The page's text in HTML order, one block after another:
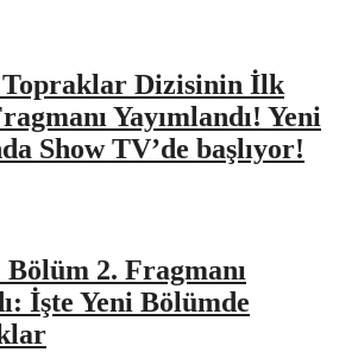
Dizisinin İlk
Yayımlandı! Yeni
Show TV’de başlıyor!
2. Fragmanı
İşte Yeni Bölümde